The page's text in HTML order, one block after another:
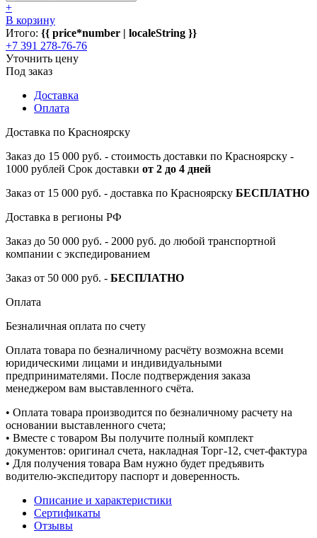
+
В корзину
Итого: {{ price*number | localeString }}
+7 391 278-76-76
Уточнить цену
Под заказ
Доставка
Оплата
Доставка по Красноярску
Заказ до 15 000 руб. - стоимость доставки по Красноярску -
1000 рублей Срок доставки от 2 до 4 дней
Заказ от 15 000 руб. - доставка по Красноярску БЕСПЛАТНО
Доставка в регионы РФ
Заказ до 50 000 руб. - 2000 руб. до любой транспортной
компании с экспедированием
Заказ от 50 000 руб. - БЕСПЛАТНО
Оплата
Безналичная оплата по счету
Оплата товара по безналичному расчёту возможна всеми
юридическими лицами и индивидуальными
предпринимателями. После подтверждения заказа
менеджером вам выставленного счёта.
• Оплата товара производится по безналичному расчету на
основании выставленного счета;
• Вместе с товаром Вы получите полный комплект
документов: оригинал счета, накладная Торг-12, счет-фактура
• Для получения товара Вам нужно будет предъявить
водителю-экспедитору паспорт и доверенность.
Описание и характеристики
Сертификаты
Отзывы